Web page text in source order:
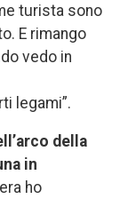
turista sono
E rimango
vedo in
legami”.
della
in
ho